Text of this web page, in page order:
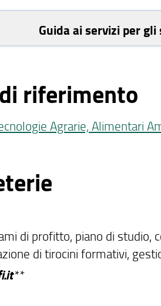
Guida ai servizi per
riferimento
Agrarie, Alimentari
di profitto, piano di studio,
di tirocini formativi,